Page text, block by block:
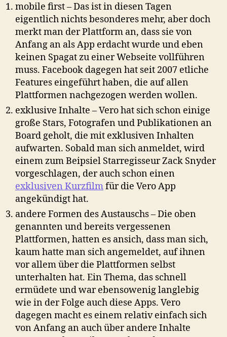
mobile first – Das ist in diesen Tagen
eigentlich nichts besonderes mehr, aber doch
merkt man der Plattform an, dass sie von
Anfang an als App erdacht wurde und eben
keinen Spagat zu einer Webseite vollführen
muss. Facebook dagegen hat seit 2007 etliche
Features eingeführt haben, die auf allen
Plattformen nachgezogen werden wollen.
exklusive Inhalte – Vero hat sich schon einige
große Stars, Fotografen und Publikationen an
Board geholt, die mit exklusiven Inhalten
aufwarten. Sobald man sich anmeldet, wird
einem zum Beipsiel Starregisseur Zack Snyder
vorgeschlagen, der auch schon einen
exklusiven Kurzfilmfür die Vero App
angekündigt hat.
andere Formen des Austauschs – Die oben
genannten und bereits vergessenen
Plattformen, hatten es ansich, dass man sich,
kaum hatte man sich angemeldet, auf ihnen
vor allem über die Plattformen selbst
unterhalten hat. Ein Thema, das schnell
ermüdete und war ebensowenig langlebig
wie in der Folge auch diese Apps. Vero
dagegen macht es einem relativ einfach sich
von Anfang an auch über andere Inhalte